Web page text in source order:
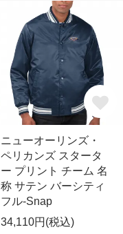
ニューオーリンズ・
ペリカンズ スタータ
ー プリント チーム 名
称 サテン バーシティ
フル-Snap
34,110円(税込)